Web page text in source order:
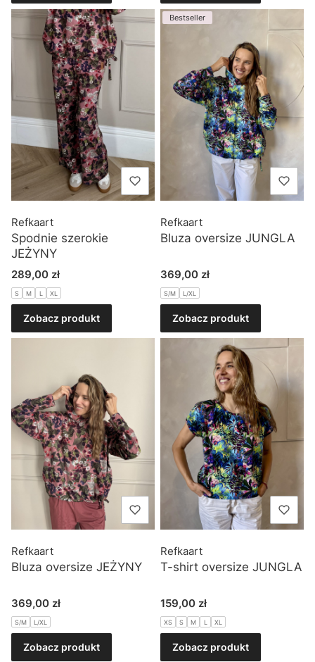
Spodnie szerokie
JEŻYNY
Refkaart
Cena
289,00 zł
S M L XL
Zobacz produkt
Bestseller
Bluza oversize JUNGLA
Refkaart
Cena
369,00 zł
S/M L/XL
Zobacz produkt
Bluza oversize JEŻYNY
Refkaart
Cena
369,00 zł
S/M L/XL
Zobacz produkt
T-shirt oversize JUNGLA
Refkaart
Cena
159,00 zł
XS S M L XL
Zobacz produkt